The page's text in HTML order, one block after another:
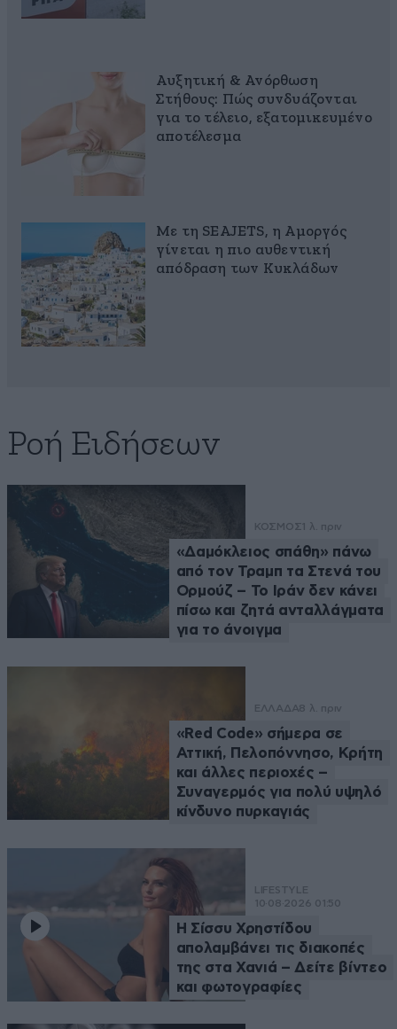
Αυξητική & Ανόρθωση
Στήθους: Πώς συνδυάζονται
για το τέλειο, εξατομικευμένο
αποτέλεσμα
Με τη SEAJETS, η Αμοργός
γίνεται η πιο αυθεντική
απόδραση των Κυκλάδων
Ροή Ειδήσεων
ΚΟΣΜΟΣ 1 λ. πριν
«Δαμόκλειος σπάθη» πάνω
από τον Τραμπ τα Στενά του
Ορμούζ – Το Ιράν δεν κάνει
πίσω και ζητά ανταλλάγματα
για το άνοιγμα
ΕΛΛΑΔΑ8 λ. πριν
«Red Code» σήμερα σε
Αττική, Πελοπόννησο, Κρήτη
και άλλες περιοχές –
Συναγερμός για πολύ υψηλό
κίνδυνο πυρκαγιάς
LIFESTYLE
10·08·2026 01:50
Η Σίσσυ Χρηστίδου
απολαμβάνει τις διακοπές
της στα Χανιά – Δείτε βίντεο
και φωτογραφίες